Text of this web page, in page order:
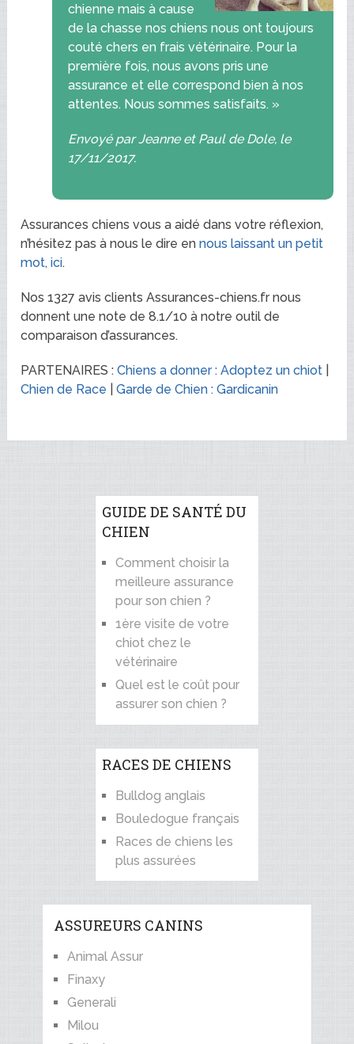
chienne mais à cause
de la chasse nos chiens nous ont toujours
couté chers en frais vétérinaire. Pour la
première fois, nous avons pris une
assurance et elle correspond bien à nos
attentes. Nous sommes satisfaits. »
Envoyé par Jeanne et Paul de Dole, le
17/11/2017.
Assurances chiens vous a aidé dans votre réflexion,
n’hésitez pas à nous le dire ennous laissant un petit
mot, ici.
Nos 1327 avis clients Assurances-chiens.fr nous
donnent une note de 8.1/10 à notre outil de
comparaison d’assurances.
PARTENAIRES :Chiens a donner : Adoptez un chiot
Chien de Race |Garde de Chien : Gardicanin
GUIDE DE SANTÉ DU
CHIEN
Comment choisir la
meilleure assurance
pour son chien ?
1ère visite de votre
chiot chez le
vétérinaire
Quel est le coût pour
assurer son chien ?
RACES DE CHIENS
Bulldog anglais
Bouledogue français
Races de chiens les
plus assurées
ASSUREURS CANINS
Animal Assur
Finaxy
Generali
Milou